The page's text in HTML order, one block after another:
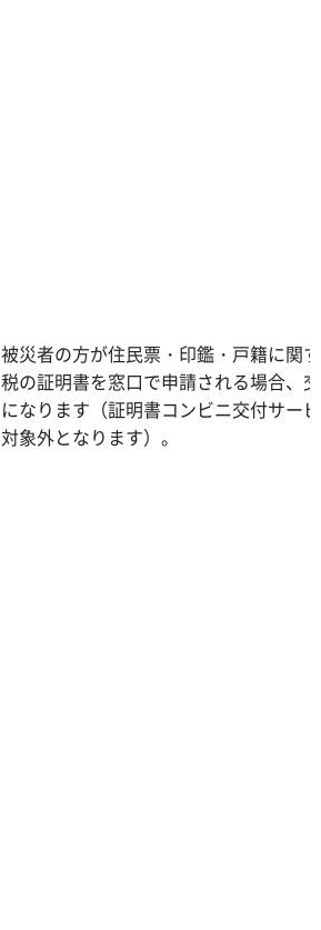
被災者の方が住民票・印鑑・戸籍に関
税の証明書を窓口で申請される場合、
になります（証明書コンビニ交付サー
対象外となります）。